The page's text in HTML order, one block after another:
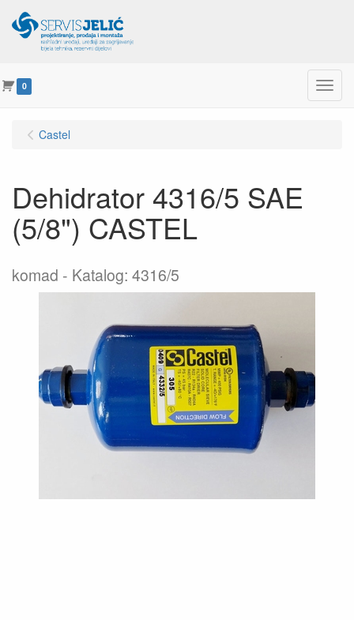
0 Menu
Castel
Dehidrator 4316/5 SAE
(5/8") CASTEL
komad Katalog: 4316/5